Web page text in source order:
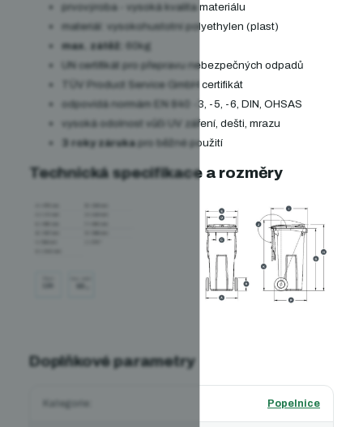
prvovýroba - vysoká kvalita materiálu
materiál: vysokohustotní polyethylen (plast)
max. zátěž:
60kg
UN certifikát pro přepravu nebezpečných odpadů
TÜV Product Service GmbH certifikát
odpovídá normám EN 840 -3, -5, -6, DIN, OHSAS
vysoká odolnost vůči UV záření, dešti, mrazu
3 roky zárukapro běžné použití
Technická specifikace a rozměry
Doplňkové parametry
Kategorie Popelnice